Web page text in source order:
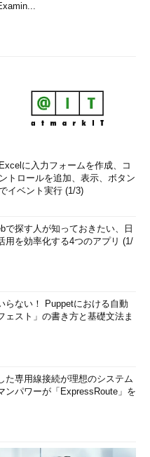
Excelに入力フォームを作成、コ
ントロールを追加、表示、ボタン
イベント実行 (1/3)
で探す人が知っておきたい、日
用を効率化する4つのアプリ (1/
らない！ Puppetにおける自動
ェスト」の書き方と基礎文法ま
た専用線接続が理想のシステム
パワーが「ExpressRoute」を